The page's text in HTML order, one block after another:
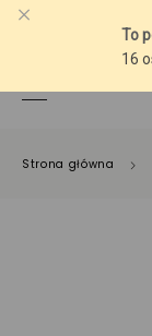
Strona główna